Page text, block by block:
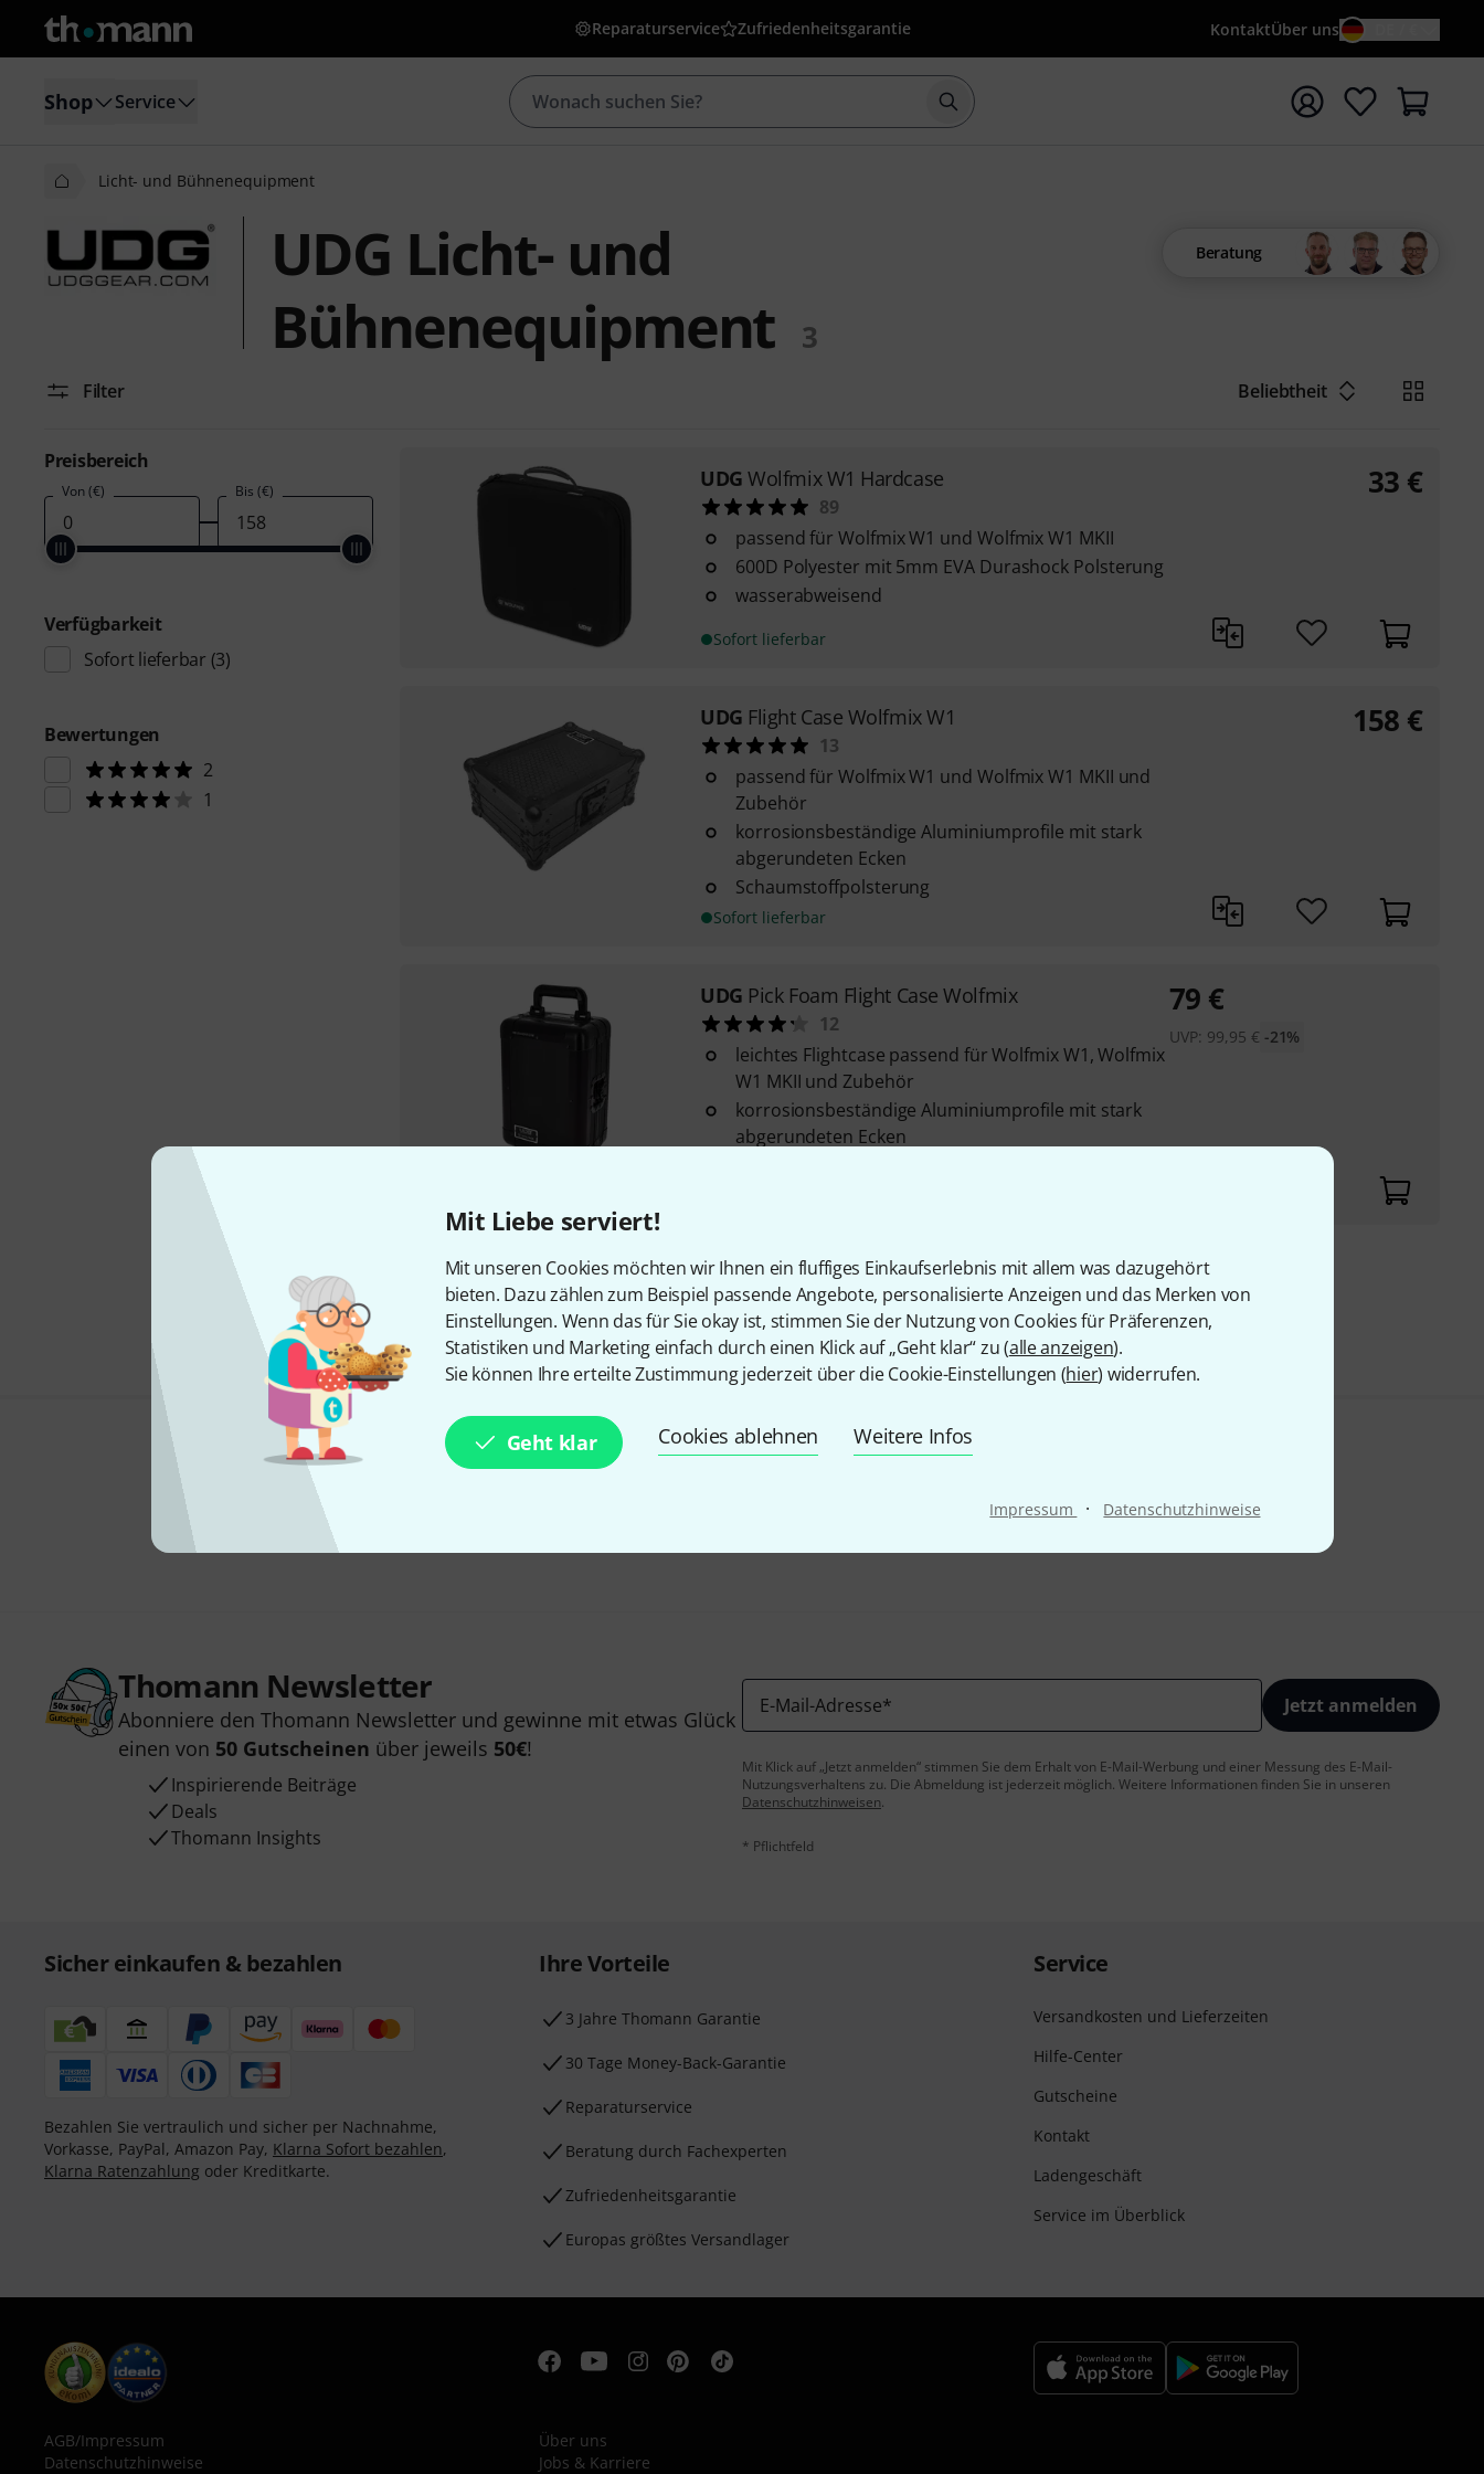
Mit Liebe serviert!
Mit unseren Cookies möchten wir Ihnen ein fluffiges Einkaufserlebnis mit allem was dazugehört
bieten. Dazu zählen zum Beispiel passende Angebote, personalisierte Anzeigen und das Merken von
Einstellungen. Wenn das für Sie okay ist, stimmen Sie der Nutzung von Cookies für Präferenzen,
Statistiken und Marketing einfach durch einen Klick auf „Geht klar“ zu (alle anzeigen).
Sie können Ihre erteilte Zustimmung jederzeit über die Cookie-Einstellungen (hier) widerrufen.
Geht klar Cookies ablehnen Weitere Infos
Impressum · Datenschutzhinweise
Reparaturservice Zufriedenheitsgarantie KontaktÜber uns
Shop Service Suche mit Suchwort {searchTerm} starten
Licht- und Bühnenequipment
UDG Licht- und
Bühnenequipment
3
Beratung
Filter Beliebtheit
Preisbereich
Von (€) Bis (€)
Verfügbarkeit
Sofort lieferbar (3)
Bewertungen
2
1
UDG Wolfmix W1 Hardcase
89
passend für Wolfmix W1 und Wolfmix W1 MKII
600D Polyester mit 5mm EVA Durashock Polsterung
wasserabweisend
Sofort lieferbar
33 €
UDG Flight Case Wolfmix W1
13
passend für Wolfmix W1 und Wolfmix W1 MKII und
Zubehör
korrosionsbeständige Aluminiumprofile mit stark
abgerundeten Ecken
Schaumstoffpolsterung
Sofort lieferbar
158 €
UDG Pick Foam Flight Case Wolfmix
12
leichtes Flightcase passend für Wolfmix W1, Wolfmix
W1 MKII und Zubehör
korrosionsbeständige Aluminiumprofile mit stark
abgerundeten Ecken
79 €
UVP: 99,95 € -21%
Kostenloser Versand ab 29 €
Alle Preise inkl. MwSt.
Gefällt Ihnen, was Sie sehen?
Thomann Newsletter
Abonniere den Thomann Newsletter und gewinne mit etwas Glück
einen von 50 Gutscheinen über jeweils 50€!
Inspirierende Beiträge
Deals
Thomann Insights
E-Mail-Adresse* Jetzt anmelden
Mit Klick auf „Jetzt anmelden“ stimmen Sie dem Erhalt von E-Mail-Werbung und einer Messung des E-Mail-
Nutzungsverhaltens zu. Die Abmeldung ist jederzeit möglich. Weitere Informationen finden Sie in unseren
Datenschutzhinweisen.
* Pflichtfeld
Sicher einkaufen & bezahlen
Bezahlen Sie vertraulich und sicher per Nachnahme,
Vorkasse, PayPal, Amazon Pay, Klarna Sofort bezahlen,
Klarna Ratenzahlung oder Kreditkarte.
Ihre Vorteile
3 Jahre Thomann Garantie
30 Tage Money-Back-Garantie
Reparaturservice
Beratung durch Fachexperten
Zufriedenheitsgarantie
Europas größtes Versandlager
Service
Versandkosten und Lieferzeiten
Hilfe-Center
Gutscheine
Kontakt
Ladengeschäft
Service im Überblick
AGB/Impressum
Datenschutzhinweise
Über uns
Jobs & Karriere